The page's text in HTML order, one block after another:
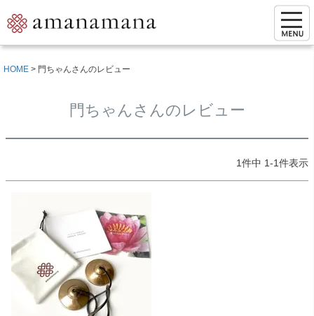
HOME 門ちゃんさんのレビュー
門ちゃんさんのレビュー
1件中 1-1件表示